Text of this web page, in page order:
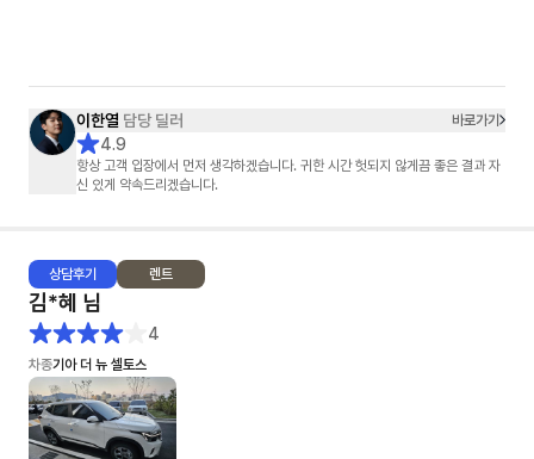
이한열 담당 딜러 바로가기
4.9
항상 고객 입장에서 먼저 생각하겠습니다. 귀한 시간 헛되지 않게끔 좋은 결과 자
신 있게 약속드리겠습니다.
상담후기 렌트
김*혜 님
4
차종기아 더 뉴 셀토스